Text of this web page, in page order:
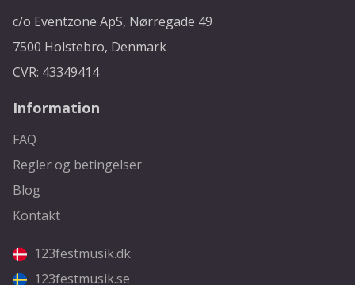
c/o Eventzone ApS, Nørregade 49
7500 Holstebro, Denmark
CVR: 43349414
Information
FAQ
Regler og betingelser
Blog
Kontakt
123festmusik.dk
123festmusik.se